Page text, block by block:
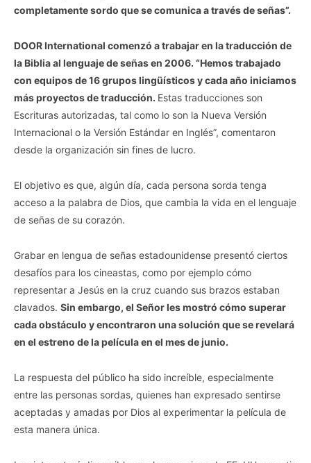
completamente sordo que se comunica a través de señas”.
DOOR International comenzó a trabajar en la traducción de
la Biblia al lenguaje de señas en 2006. “Hemos trabajado
con equipos de 16 grupos lingüísticos y cada año iniciamos
más proyectos de traducción. Estas traducciones son
Escrituras autorizadas, tal como lo son la Nueva Versión
Internacional o la Versión Estándar en Inglés”, comentaron
desde la organización sin fines de lucro.
El objetivo es que, algún día, cada persona sorda tenga
acceso a la palabra de Dios, que cambia la vida en el lenguaje
de señas de su corazón.
Grabar en lengua de señas estadounidense presentó ciertos
desafíos para los cineastas, como por ejemplo cómo
representar a Jesús en la cruz cuando sus brazos estaban
clavados. Sin embargo, el Señor les mostró cómo superar
cada obstáculo y encontraron una solución que se revelará
en el estreno de la película en el mes de junio.
La respuesta del público ha sido increíble, especialmente
entre las personas sordas, quienes han expresado sentirse
aceptadas y amadas por Dios al experimentar la película de
esta manera única.